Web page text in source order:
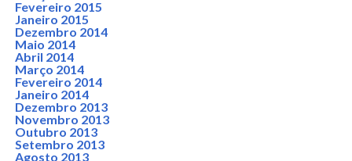
Fevereiro 2015
Janeiro 2015
Dezembro 2014
Maio 2014
Abril 2014
Março 2014
Fevereiro 2014
Janeiro 2014
Dezembro 2013
Novembro 2013
Outubro 2013
Setembro 2013
Agosto 2013